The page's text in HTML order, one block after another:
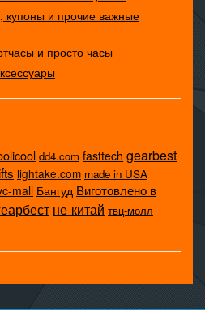
купоны и прочие важные
и просто часы
dd4.com fasttech gearbest
lightake.com made in USA
mall Бангуд Виготовлено в
не китай твц-молл